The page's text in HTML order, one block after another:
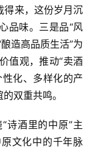
得来，这份岁月沉
品味。三是品“风
造高品质生活”为
值观，推动“卖酒
化、多样化的产
双重共鸣。
诗酒里的中原”主
文化中的千年脉